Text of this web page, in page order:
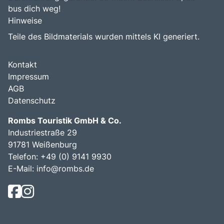
bus dich weg!
Hinweise
Teile des Bildmaterials wurden mittels KI generiert.
Kontakt
Impressum
AGB
Datenschutz
Rombs Touristik GmbH & Co.
Industriestraße 29
91781 Weißenburg
Telefon: +49 (0) 9141 9930
E-Mail: info@rombs.de